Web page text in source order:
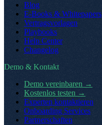
Blog
E-Books & Whitepapers
Vertragsvorlagen
Playbooks
Help Center
Changelog
Demo & Kontakt
Demo vereinbaren →
Kostenlos testen →
Experten kontaktieren
Onboarding Services
Partnerschaften